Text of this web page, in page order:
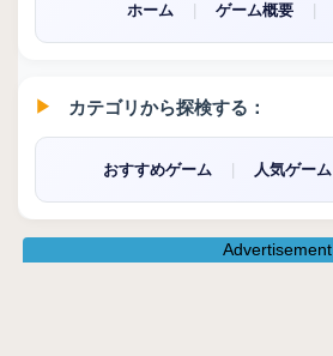
ホーム ゲーム概要
カテゴリから探検する：
おすすめゲーム 人気ゲーム
Advertisement